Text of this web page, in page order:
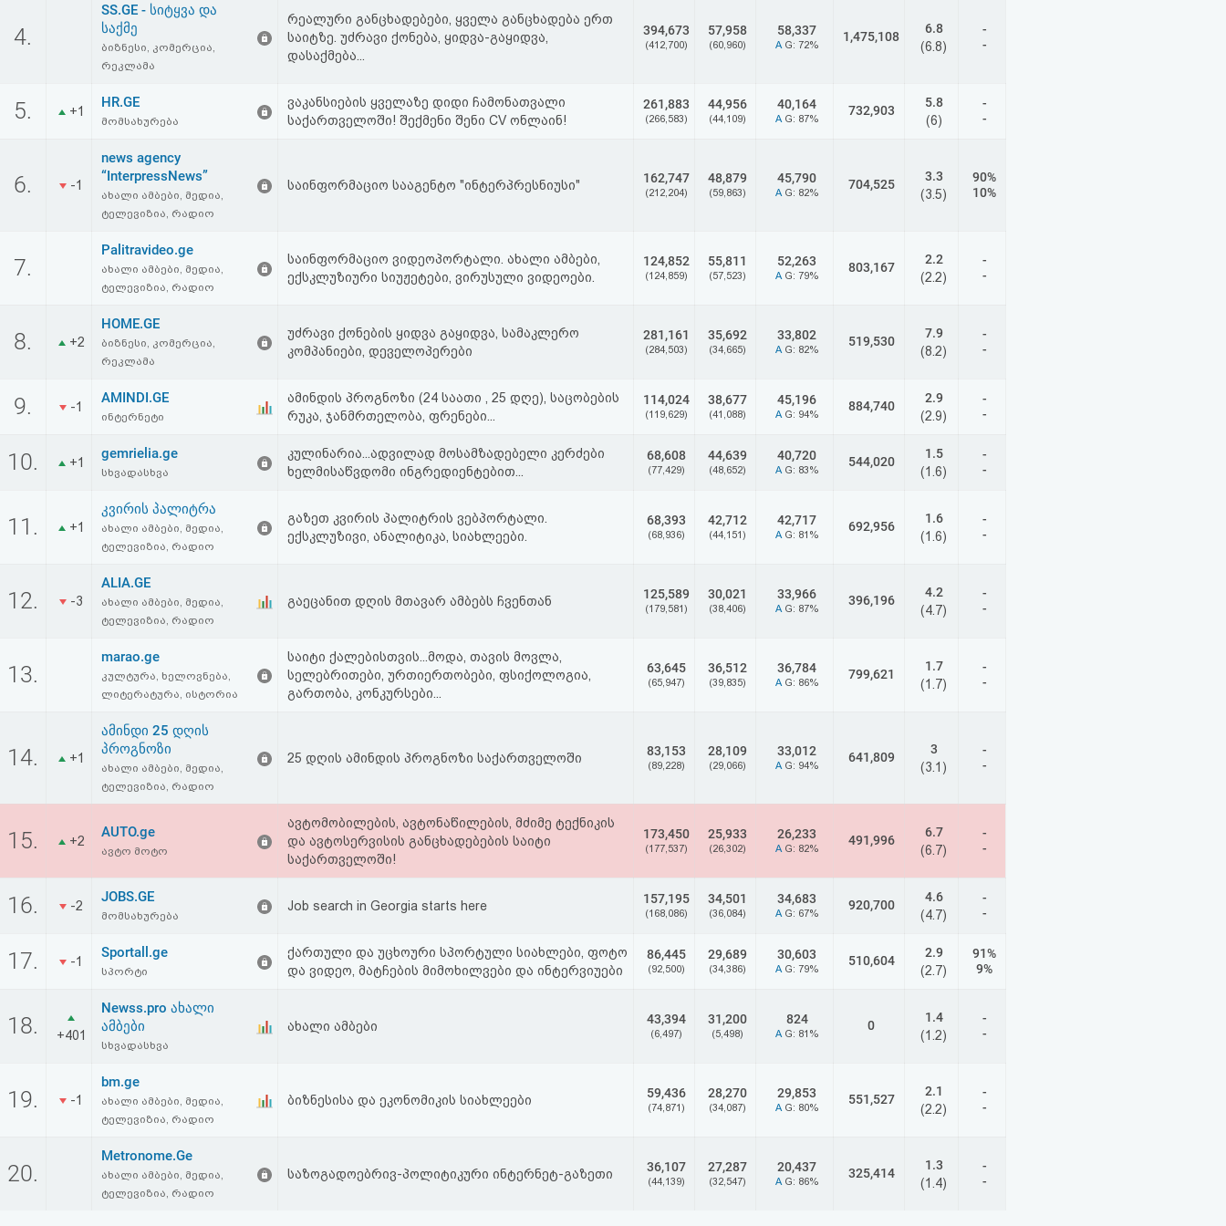
შეთანხმება
პასუხისმგებლობის
უარყოფა
4.
SS.GE - სიტყვა და
საქმე
ბიზნესი, კომერცია,
რეკლამა
რეალური განცხადებები, ყველა განცხადება ერთ
საიტზე. უძრავი ქონება, ყიდვა-გაყიდვა,
დასაქმება...
394,673
(412,700)
57,958
(60,960)
58,337
A G: 72%
1,475,108
6.8
(6.8)
-
-
5. +1
HR.GE
მომსახურება
ვაკანსიების ყველაზე დიდი ჩამონათვალი
საქართველოში! შექმენი შენი CV ონლაინ!
261,883
(266,583)
44,956
(44,109)
40,164
A G: 87%
732,903
5.8
(6)
-
-
6. -1
news agency
“InterpressNews”
ახალი ამბები, მედია,
ტელევიზია, რადიო
საინფორმაციო სააგენტო "ინტერპრესნიუსი" 162,747
(212,204)
48,879
(59,863)
45,790
A G: 82%
704,525
3.3
(3.5)
90%
10%
7.
Palitravideo.ge
ახალი ამბები, მედია,
ტელევიზია, რადიო
საინფორმაციო ვიდეოპორტალი. ახალი ამბები,
ექსკლუზიური სიუჟეტები, ვირუსული ვიდეოები.
124,852
(124,859)
55,811
(57,523)
52,263
A G: 79%
803,167
2.2
(2.2)
-
-
8. +2
HOME.GE
ბიზნესი, კომერცია,
რეკლამა
უძრავი ქონების ყიდვა გაყიდვა, სამაკლერო
კომპანიები, დეველოპერები
281,161
(284,503)
35,692
(34,665)
33,802
A G: 82%
519,530
7.9
(8.2)
-
-
9. -1
AMINDI.GE
ინტერნეტი
ამინდის პროგნოზი (24 საათი , 25 დღე), საცობების
რუკა, ჯანმრთელობა, ფრენები...
114,024
(119,629)
38,677
(41,088)
45,196
A G: 94%
884,740
2.9
(2.9)
-
-
10. +1
gemrielia.ge
სხვადასხვა
კულინარია...ადვილად მოსამზადებელი კერძები
ხელმისაწვდომი ინგრედიენტებით...
68,608
(77,429)
44,639
(48,652)
40,720
A G: 83%
544,020
1.5
(1.6)
-
-
11. +1
კვირის პალიტრა
ახალი ამბები, მედია,
ტელევიზია, რადიო
გაზეთ კვირის პალიტრის ვებპორტალი.
ექსკლუზივი, ანალიტიკა, სიახლეები.
68,393
(68,936)
42,712
(44,151)
42,717
A G: 81%
692,956
1.6
(1.6)
-
-
12. -3
ALIA.GE
ახალი ამბები, მედია,
ტელევიზია, რადიო
გაეცანით დღის მთავარ ამბებს ჩვენთან 125,589
(179,581)
30,021
(38,406)
33,966
A G: 87%
396,196
4.2
(4.7)
-
-
13.
marao.ge
კულტურა, ხელოვნება,
ლიტერატურა, ისტორია
საიტი ქალებისთვის...მოდა, თავის მოვლა,
სელებრითები, ურთიერთობები, ფსიქოლოგია,
გართობა, კონკურსები...
63,645
(65,947)
36,512
(39,835)
36,784
A G: 86%
799,621
1.7
(1.7)
-
-
14. +1
ამინდი 25 დღის
პროგნოზი
ახალი ამბები, მედია,
ტელევიზია, რადიო
25 დღის ამინდის პროგნოზი საქართველოში 83,153
(89,228)
28,109
(29,066)
33,012
A G: 94%
641,809
3
(3.1)
-
-
15. +2
AUTO.ge
ავტო მოტო
ავტომობილების, ავტონაწილების, მძიმე ტექნიკის
და ავტოსერვისის განცხადებების საიტი
საქართველოში!
173,450
(177,537)
25,933
(26,302)
26,233
A G: 82%
491,996
6.7
(6.7)
-
-
16. -2
JOBS.GE
მომსახურება
Job search in Georgia starts here 157,195
(168,086)
34,501
(36,084)
34,683
A G: 67%
920,700
4.6
(4.7)
-
-
17. -1
Sportall.ge
სპორტი
ქართული და უცხოური სპორტული სიახლები, ფოტო
და ვიდეო, მატჩების მიმოხილვები და ინტერვიუები
86,445
(92,500)
29,689
(34,386)
30,603
A G: 79%
510,604
2.9
(2.7)
91%
9%
18. +401
Newss.pro ახალი
ამბები
სხვადასხვა
ახალი ამბები 43,394
(6,497)
31,200
(5,498)
824
A G: 81%
0
1.4
(1.2)
-
-
19. -1
bm.ge
ახალი ამბები, მედია,
ტელევიზია, რადიო
ბიზნესისა და ეკონომიკის სიახლეები 59,436
(74,871)
28,270
(34,087)
29,853
A G: 80%
551,527
2.1
(2.2)
-
-
20.
Metronome.Ge
ახალი ამბები, მედია,
ტელევიზია, რადიო
საზოგადოებრივ-პოლიტიკური ინტერნეტ-გაზეთი 36,107
(44,139)
27,287
(32,547)
20,437
A G: 86%
325,414
1.3
(1.4)
-
-